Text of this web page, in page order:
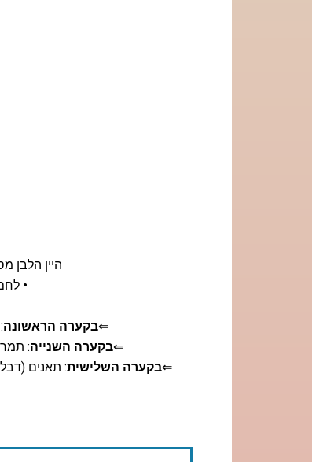
היין הלבן
•
⇐בקערה הראשונה
⇐בקערה השנייה:
⇐בקערה השלישית: תאנים